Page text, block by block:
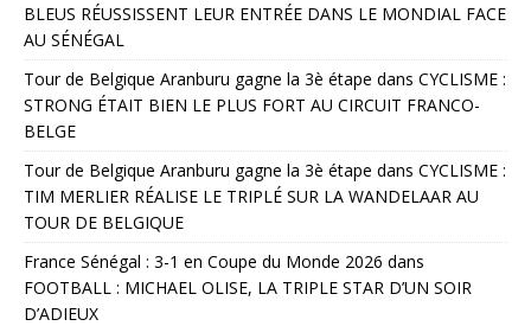
BLEUS RÉUSSISSENT LEUR ENTRÉE DANS LE MONDIAL FACE
AU SÉNÉGAL
Tour de Belgique Aranburu gagne la 3è étape dans CYCLISME :
STRONG ÉTAIT BIEN LE PLUS FORT AU CIRCUIT FRANCO-
BELGE
Tour de Belgique Aranburu gagne la 3è étape dans CYCLISME :
TIM MERLIER RÉALISE LE TRIPLÉ SUR LA WANDELAAR AU
TOUR DE BELGIQUE
France Sénégal : 3-1 en Coupe du Monde 2026 dans
FOOTBALL : MICHAEL OLISE, LA TRIPLE STAR D’UN SOIR
D’ADIEUX